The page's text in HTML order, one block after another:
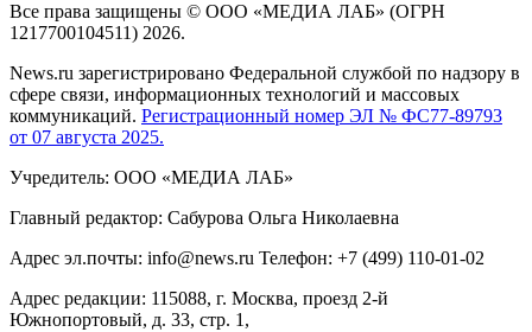
Все права защищены © ООО «МЕДИА ЛАБ» (ОГРН
1217700104511) 2026.
News.ru зарегистрировано Федеральной службой по надзору в
сфере связи, информационных технологий и массовых
коммуникаций. Регистрационный номер ЭЛ № ФС77-89793
от 07 августа 2025.
Учредитель: ООО «МЕДИА ЛАБ»
Главный редактор: Сабурова Ольга Николаевна
Адрес эл.почты: info@news.ru Телефон: +7 (499) 110-01-02
Адрес редакции: 115088, г. Москва, проезд 2-й
Южнопортовый, д. 33, стр. 1,